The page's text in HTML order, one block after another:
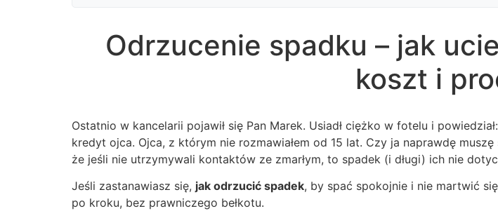
Odrzucenie spadku – jak
koszt i
Ostatnio w kancelarii pojawił się Pan Marek. Usiadł ciężko w fotelu i
kredyt ojca. Ojca, z którym nie rozmawiałem od 15 lat. Czy ja naprawdę
że jeśli nie utrzymywali kontaktów ze zmarłym, to spadek (i długi) ich nie
Jeśli zastanawiasz się, jak odrzucić spadek, by spać spokojnie i nie martwić
po kroku, bez prawniczego bełkotu.